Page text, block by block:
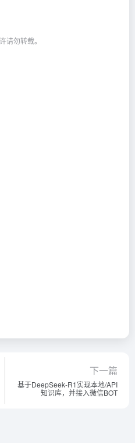
请勿转载。
下一篇
基于DeepSeek-R1实现本地/API
知识库，并接入微信BOT